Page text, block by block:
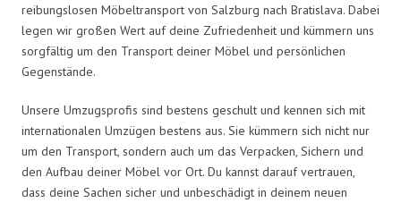
reibungslosen Möbeltransport von Salzburg nach Bratislava. Dabei
legen wir großen Wert auf deine Zufriedenheit und kümmern uns
sorgfältig um den Transport deiner Möbel und persönlichen
Gegenstände.
Unsere Umzugsprofis sind bestens geschult und kennen sich mit
internationalen Umzügen bestens aus. Sie kümmern sich nicht nur
um den Transport, sondern auch um das Verpacken, Sichern und
den Aufbau deiner Möbel vor Ort. Du kannst darauf vertrauen,
dass deine Sachen sicher und unbeschädigt in deinem neuen